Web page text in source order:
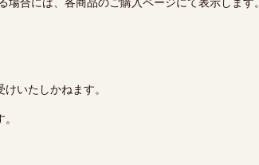
いたしかねます。